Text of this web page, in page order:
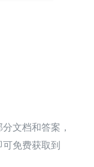
文档和答案，
可免费获取到